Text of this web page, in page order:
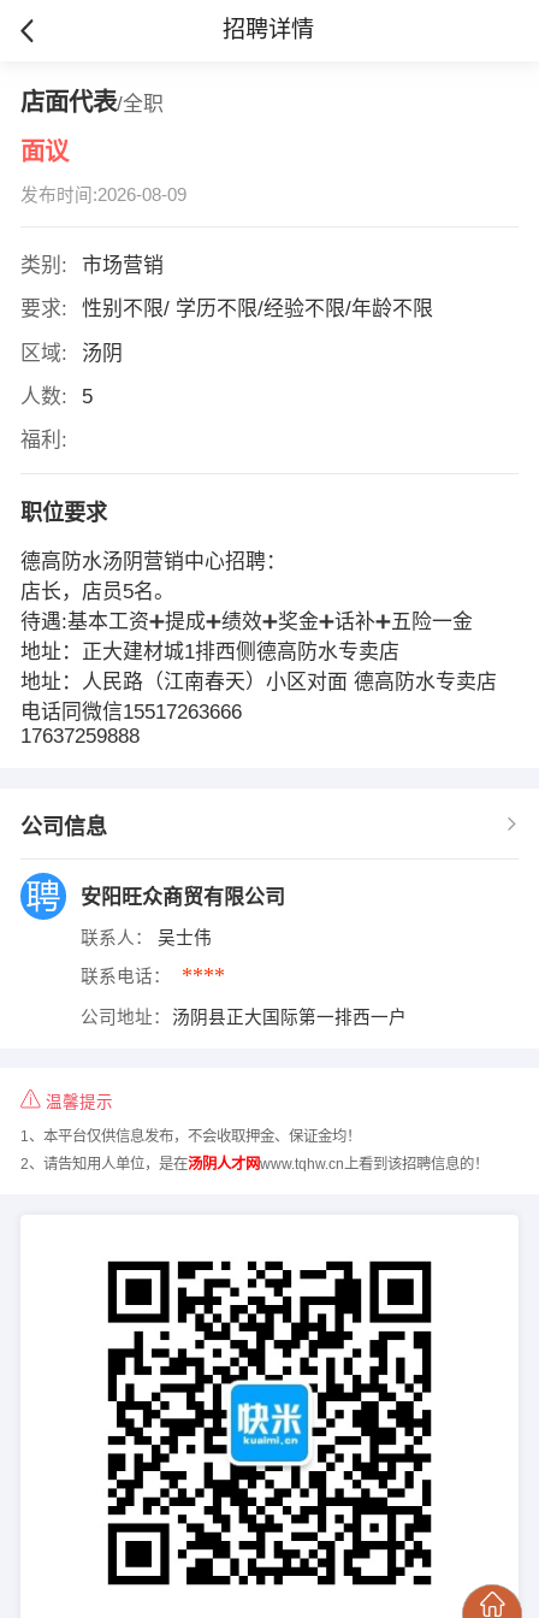
招聘详情
店面代表/全职
面议
发布时间:2026-08-09
类别:
市场营销
要求:
性别不限/ 学历不限/经验不限/年龄不限
区域:
汤阴
人数:
5
福利:
职位要求
德高防水汤阴营销中心招聘：
店长，店员5名。
待遇:基本工资➕提成➕绩效➕奖金➕话补➕五险一金
地址：正大建材城1排西侧德高防水专卖店
地址：人民路（江南春天）小区对面 德高防水专卖店
电话同微信15517263666
17637259888
公司信息
安阳旺众商贸有限公司
联系人： 吴士伟
联系电话： ****
公司地址： 汤阴县正大国际第一排西一户
温馨提示
1、本平台仅供信息发布，不会收取押金、保证金均！
2、请告知用人单位，是在汤阴人才网www.tqhw.cn上看到该招聘信息的！